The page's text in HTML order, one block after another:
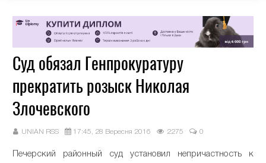
Суд обязал Генпрокуратуру
прекратить розыск Николая
Злочевского
UNIAN RSS 17:45, 28 Вересня 2016 2275 0
Печерский районный суд установил непричастность к